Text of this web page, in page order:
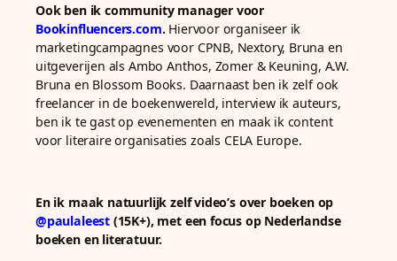
Ook ben ik community manager voor
Bookinfluencers.com.Hiervoor organiseer ik
marketingcampagnes voor CPNB, Nextory, Bruna en
uitgeverijen als Ambo Anthos, Zomer & Keuning, A.W.
Bruna en Blossom Books. Daarnaast ben ik zelf ook
freelancer in de boekenwereld, interview ik auteurs,
ben ik te gast op evenementen en maak ik content
voor literaire organisaties zoals CELA Europe.
En ik maak natuurlijk zelf video’s over boeken op
@paulaleest (15K+), met een focus op Nederlandse
boeken en literatuur.